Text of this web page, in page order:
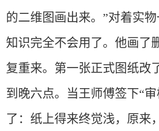
的二维图画出来。”对着实
知识完全不会用了。他画了
复重来。第一张正式图纸改
到晚六点。当王师傅签下“
了：纸上得来终觉浅，原来